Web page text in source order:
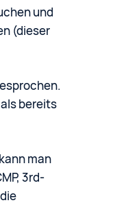
und
(dieser
bereits
man
3rd-